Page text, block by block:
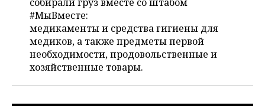
ВОЛЕЙБОЛ
КИБЕРСПОРТ
ИСТОРИЯ
КУЛЬТУРА
СПИСОК ПЕРСОН
СПИСОК КОМПАНИЙ
ПОЛНАЯ ВЕРСИЯ
#МыВместе:
медикаменты и средства гигиены для
медиков, а также предметы первой
необходимости, продовольственные и
хозяйственные товары.